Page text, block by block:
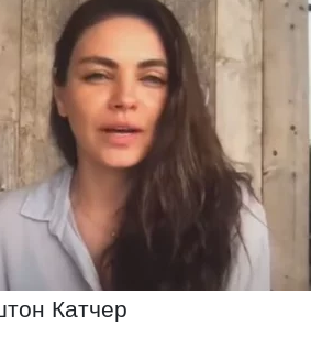
Катчер